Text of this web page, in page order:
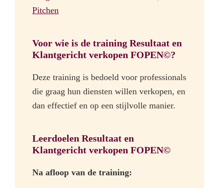
Pitchen
Voor wie is de training Resultaat en
Klantgericht verkopen FOPEN©?
Deze training is bedoeld voor professionals
die graag hun diensten willen verkopen, en
dan effectief en op een stijlvolle manier.
Leerdoelen Resultaat en
Klantgericht verkopen FOPEN©
Na afloop van de training: